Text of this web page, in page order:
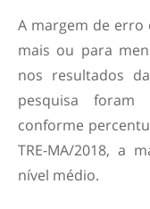
A margem de
mais ou para
nos resultados
pesquisa foram
conforme
TRE-MA/2018, a
nível médio.